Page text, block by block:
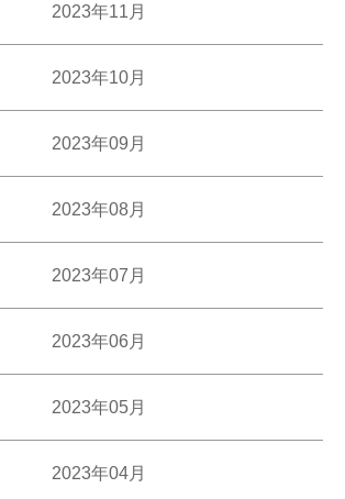
2023年11月
2023年10月
2023年09月
2023年08月
2023年07月
2023年06月
2023年05月
2023年04月